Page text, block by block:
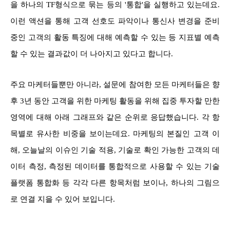
을 하나의 TF형식으로 묶는 등의 '통합'을 실행하고 있는데요.
이런 액션을 통해 고객 선호도 파악이나 통신사 변경을 준비
중인 고객의 활동 특징에 대해 예측할 수 있는 등 지표별 예측
할 수 있는 결과값이 더 나아지고 있다고 합니다.
주요 마케터들뿐만 아니라, 설문에 참여한 모든 마케터들은 향
후 3년 동안 고객을 위한 마케팅 활동을 위해 집중 투자할 만한
영역에 대해 아래 그래프와 같은 순위로 응답했습니다. 각 항
목별로 유사한 비중을 보이는데요. 마케팅의 본질인 고객 이
해, 오늘날의 이슈인 기술 적용, 기술로 확인 가능한 고객의 데
이터 측정, 측정된 데이터를 통합적으로 사용할 수 있는 기술
플랫폼 통합화 등 각각 다른 항목처럼 보이나, 하나의 그림으
로 연결 지을 수 있어 보입니다.